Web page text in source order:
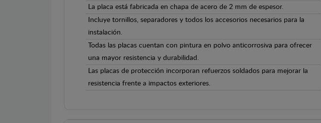
La placa está fabricada en chapa de acero de 2 mm de espesor.
Incluye tornillos, separadores y todos los accesorios necesarios para la
instalación.
Todas las placas cuentan con pintura en polvo anticorrosiva para ofrecer
una mayor resistencia y durabilidad.
Las placas de protección incorporan refuerzos soldados para mejorar la
resistencia frente a impactos exteriores.